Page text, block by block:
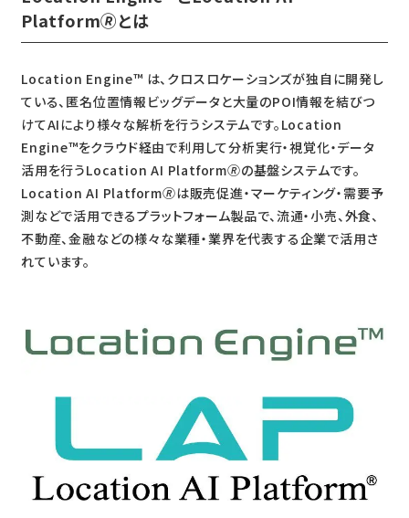
Platform🄬とは
Location Engine™ は、クロスロケーションズが独自に開発し
ている、匿名位置情報ビッグデータと大量のPOI情報を結びつ
けてAIにより様々な解析を行うシステムです。Location
Engine™をクラウド経由で利用して分析実行・視覚化・データ
活用を行うLocation AI Platform🄬の基盤システムです。
Location AI Platform🄬は販売促進・マーケティング・需要予
測などで活用できるプラットフォーム製品で、流通・小売、外食、
不動産、金融などの様々な業種・業界を代表する企業で活用さ
れています。